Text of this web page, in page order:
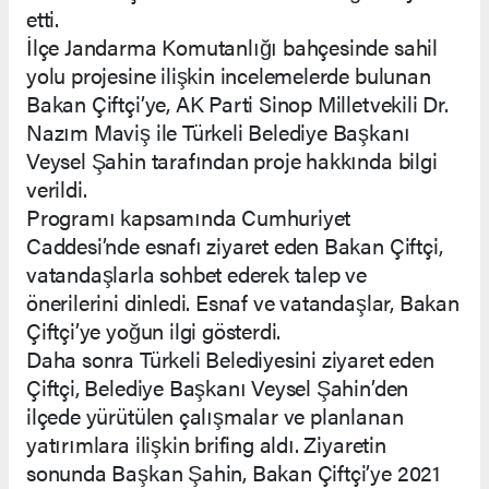
etti.
İlçe Jandarma Komutanlığı bahçesinde sahil
yolu projesine ilişkin incelemelerde bulunan
Bakan Çiftçi’ye, AK Parti Sinop Milletvekili Dr.
Nazım Maviş ile Türkeli Belediye Başkanı
Veysel Şahin tarafından proje hakkında bilgi
verildi.
Programı kapsamında Cumhuriyet
Caddesi’nde esnafı ziyaret eden Bakan Çiftçi,
vatandaşlarla sohbet ederek talep ve
önerilerini dinledi. Esnaf ve vatandaşlar, Bakan
Çiftçi’ye yoğun ilgi gösterdi.
Daha sonra Türkeli Belediyesini ziyaret eden
Çiftçi, Belediye Başkanı Veysel Şahin’den
ilçede yürütülen çalışmalar ve planlanan
yatırımlara ilişkin brifing aldı. Ziyaretin
sonunda Başkan Şahin, Bakan Çiftçi’ye 2021